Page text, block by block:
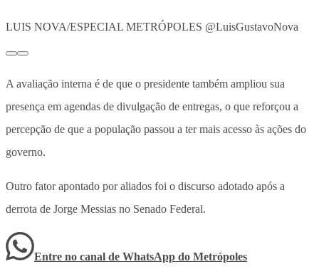
LUIS NOVA/ESPECIAL METRÓPOLES @LuisGustavoNova
A avaliação interna é de que o presidente também ampliou sua
presença em agendas de divulgação de entregas, o que reforçou a
percepção de que a população passou a ter mais acesso às ações do
governo.
Outro fator apontado por aliados foi o discurso adotado após a
derrota de Jorge Messias no Senado Federal.
Entre no canal de WhatsApp do Metrópoles